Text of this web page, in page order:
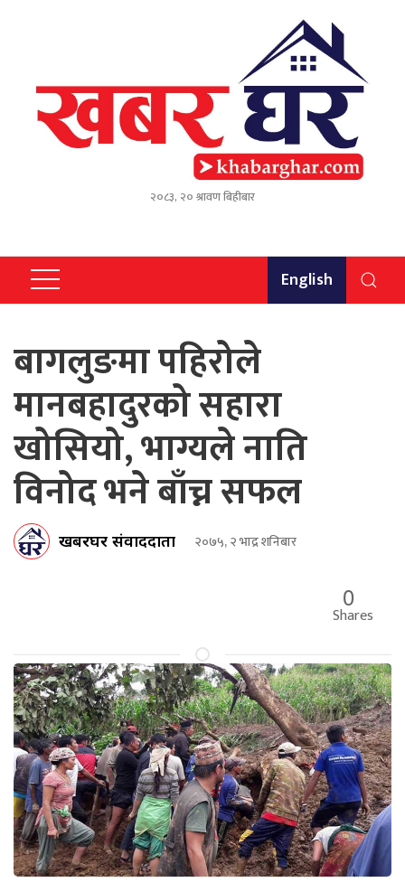
२०८३, २० श्रावण बिहीबार
English
बागलुङमा पहिरोले
मानबहादुरको सहारा
खोसियो, भाग्यले नाति
विनोद भने बाँच्न सफल
खबरघर संवाददाता २०७५, २ भाद्र शनिबार
0
Shares